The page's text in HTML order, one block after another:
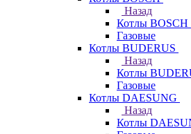
Назад
Котлы BOSCH
Газовые
Котлы BUDERUS
Назад
Котлы
Газовые
Котлы DAESUNG
Назад
Котлы